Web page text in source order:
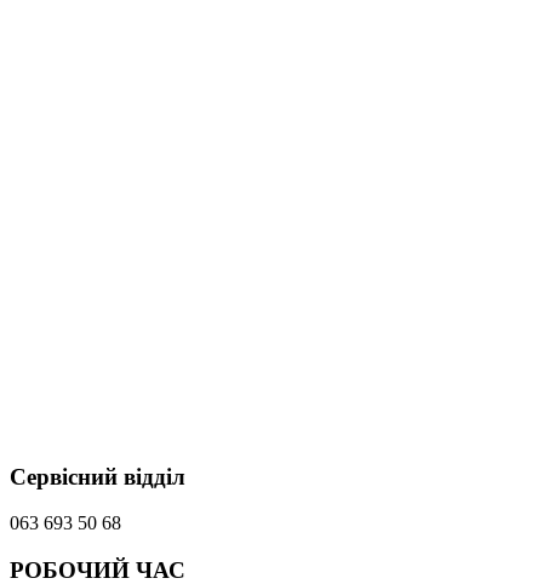
Сервісний відділ
063 693 50 68
РОБОЧИЙ ЧАС